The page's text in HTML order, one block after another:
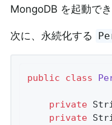
MongoDB を起動で
次に、永続化する
public class
private
private